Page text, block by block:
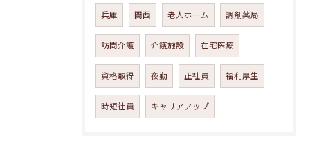
兵庫 関西 老人ホーム 調剤薬局
訪問介護 介護施設 在宅医療
資格取得 夜勤 正社員 福利厚生
時短社員 キャリアアップ